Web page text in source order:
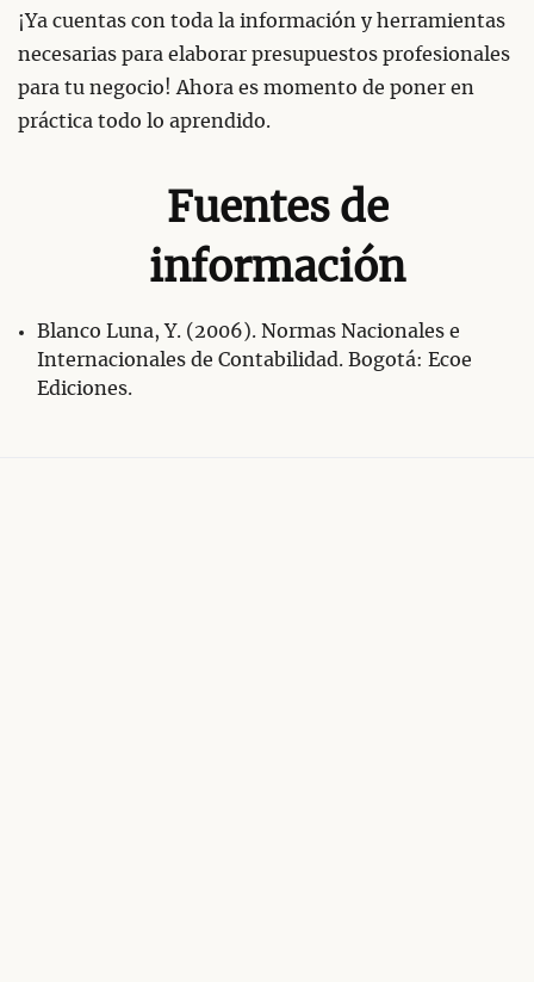
¡Ya cuentas con toda la información y herramientas
necesarias para elaborar presupuestos profesionales
para tu negocio! Ahora es momento de poner en
práctica todo lo aprendido.
Fuentes de
información
Blanco Luna, Y. (2006). Normas Nacionales e
Internacionales de Contabilidad. Bogotá: Ecoe
Ediciones.